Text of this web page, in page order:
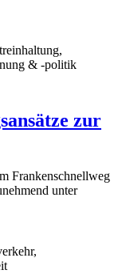
& -politik
zur
Frankenschnellweg
unter